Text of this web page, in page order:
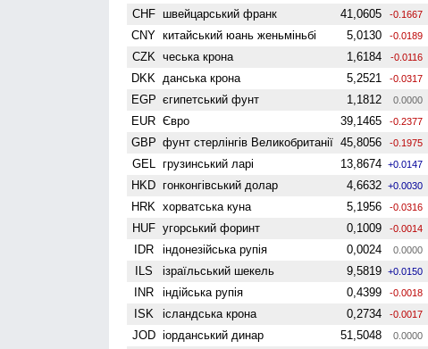
CHF швейцарський франк 41,0605 -0.1667
CNY китайський юань женьмiньбi 5,0130 -0.0189
CZK чеська крона 1,6184 -0.0116
DKK данська крона 5,2521 -0.0317
EGP єгипетський фунт 1,1812 0.0000
EUR Євро 39,1465 -0.2377
GBP фунт стерлінгів Велико­британії 45,8056 -0.1975
GEL грузинський ларі 13,8674 +0.0147
HKD гонконгівський долар 4,6632 +0.0030
HRK хорватська куна 5,1956 -0.0316
HUF угорський форинт 0,1009 -0.0014
IDR індонезійська рупія 0,0024 0.0000
ILS ізраїльський шекель 9,5819 +0.0150
INR індійська рупія 0,4399 -0.0018
ISK ісландська крона 0,2734 -0.0017
JOD іорданський динар 51,5048 0.0000